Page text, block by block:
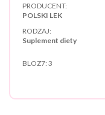
PRODUCENT:
POLSKI LEK
RODZAJ:
Suplement diety
BLOZ7: 3